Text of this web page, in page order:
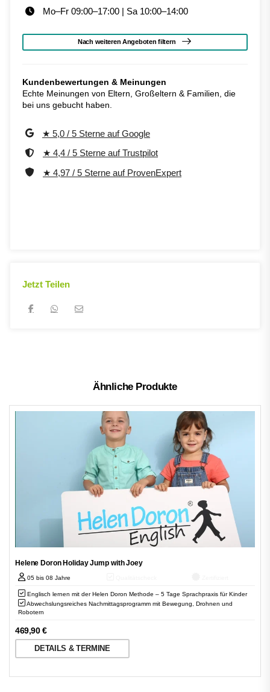
Mo–Fr 09:00–17:00 | Sa 10:00–14:00
Nach weiteren Angeboten filtern
Kundenbewertungen & Meinungen
Echte Meinungen von Eltern, Großeltern & Familien, die
bei uns gebucht haben.
★ 5,0 / 5 Sterne auf Google
★ 4,4 / 5 Sterne auf Trustpilot
★ 4,97 / 5 Sterne auf ProvenExpert
Jetzt Teilen
Ähnliche Produkte
Helene Doron Holiday Jump with Joey
05 bis 08 Jahre
Englisch lernen mit der Helen Doron Methode – 5 Tage Sprachpraxis für Kinder
Abwechslungsreiches Nachmittagsprogramm mit Bewegung, Drohnen und
Robotern
469,90€
DETAILS & TERMINE